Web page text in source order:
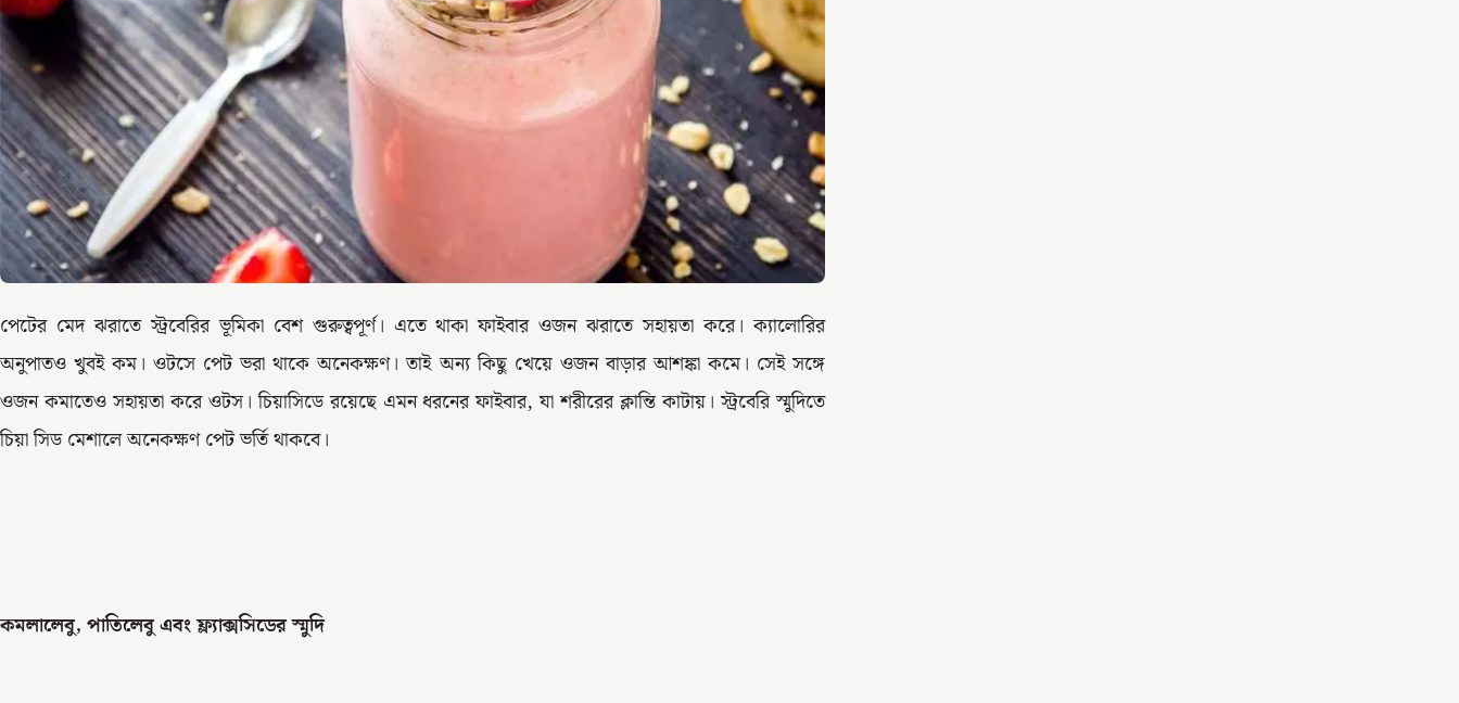
পেটের মেদ ঝরাতে স্ট্রবেরির ভূমিকা বেশ গুরুত্বপূর্ণ। এতে থাকা ফাইবার ওজন ঝরাতে সহায়তা করে। ক্যালোরির
অনুপাতও খুবই কম। ওটসে পেট ভরা থাকে অনেকক্ষণ। তাই অন্য কিছু খেয়ে ওজন বাড়ার আশঙ্কা কমে। সেই সঙ্গে
ওজন কমাতেও সহায়তা করে ওটস। চিয়াসিডে রয়েছে এমন ধরনের ফাইবার, যা শরীরের ক্লান্তি কাটায়। স্ট্রবেরি স্মুদিতে
চিয়া সিড মেশালে অনেকক্ষণ পেট ভর্তি থাকবে।
কমলালেবু, পাতিলেবু এবং ফ্ল্যাক্সসিডের স্মুদি